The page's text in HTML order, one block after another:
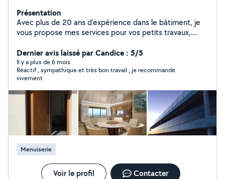
Présentation
Avec plus de 20 ans d'expérience dans le bâtiment, je
vous propose mes services pour vos petits travaux,
Sérieux, réactif et polyvalent, je m'occupe de vos
besoins en toute confiance, du montage de meubles
aux travaux de rénovation légère.
Dernier avis laissé par Candice : 5/5
Il y a plus de 6 mois
Réactif , sympathique et très bon travail , je recommande
vivement
Menuiserie
Voir le profil Contacter